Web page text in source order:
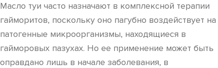
Масло туи часто назначают в комплексной терапии
гайморитов, поскольку оно пагубно воздействует на
патогенные микроорганизмы, находящиеся в
гайморовых пазухах. Но ее применение может быть
оправдано лишь в начале заболевания, в